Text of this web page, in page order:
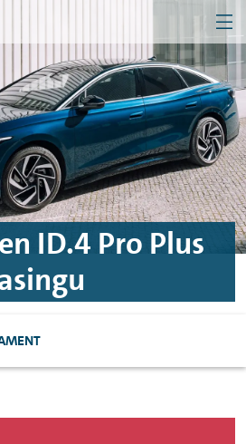
ID.4 Pro Plus